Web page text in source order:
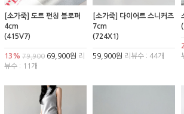
[소가죽] 도트 펀칭 블로퍼
4cm
(415V7)
13% 79,900 69,900원 리
뷰수 : 11개
[소가죽] 다이어트 스니커즈
7cm
(724X1)
59,900원 리뷰수 : 44개